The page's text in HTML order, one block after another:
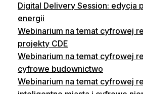
Digital Delivery Session: edycja
energii
Webinarium na temat cyfrowej
projekty CDE
Webinarium na temat cyfrowej
cyfrowe budownictwo
Webinarium na temat cyfrowej